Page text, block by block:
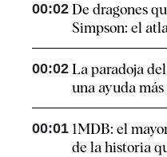
00:02 De dragones
Simpson: el
00:02 La paradoja
una ayuda más
00:01 1MDB: el
de la historia